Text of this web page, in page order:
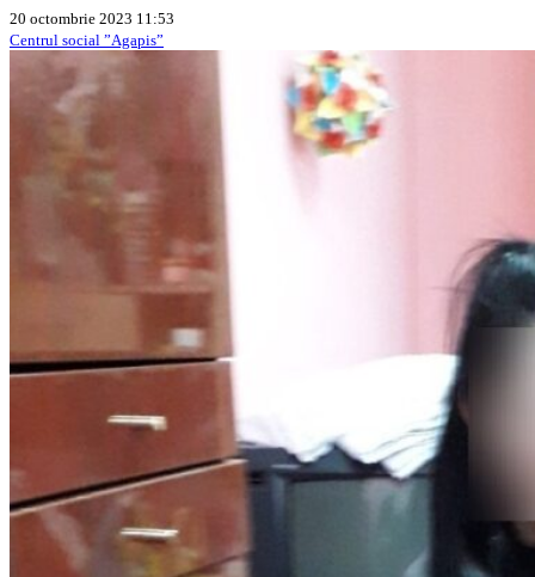
20 octombrie 2023 11:53
Centrul social ”Agapis”